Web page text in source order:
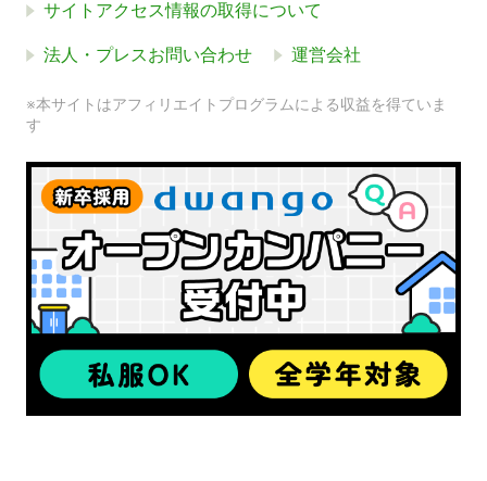
サイトアクセス情報の取得について
法人・プレスお問い合わせ 運営会社
※本サイトはアフィリエイトプログラムによる収益を得ていま
す